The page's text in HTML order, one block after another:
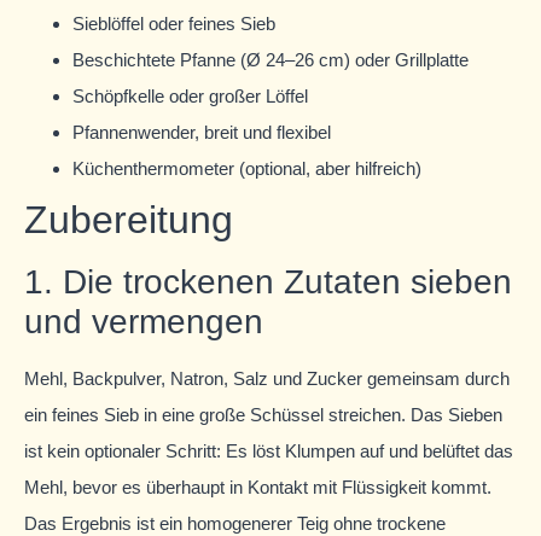
Sieblöffel oder feines Sieb
Beschichtete Pfanne (Ø 24–26 cm) oder Grillplatte
Schöpfkelle oder großer Löffel
Pfannenwender, breit und flexibel
Küchenthermometer (optional, aber hilfreich)
Zubereitung
1. Die trockenen Zutaten sieben
und vermengen
Mehl, Backpulver, Natron, Salz und Zucker gemeinsam durch
ein feines Sieb in eine große Schüssel streichen. Das Sieben
ist kein optionaler Schritt: Es löst Klumpen auf und belüftet das
Mehl, bevor es überhaupt in Kontakt mit Flüssigkeit kommt.
Das Ergebnis ist ein homogenerer Teig ohne trockene